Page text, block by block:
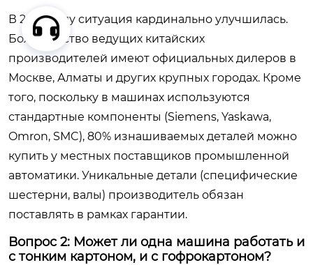
В 2026 году ситуация кардинально улучшилась.
Большинство ведущих китайских
производителей имеют официальных дилеров в
Москве, Алматы и других крупных городах. Кроме
того, поскольку в машинах используются
стандартные компоненты (Siemens, Yaskawa,
Omron, SMC), 80% изнашиваемых деталей можно
купить у местных поставщиков промышленной
автоматики. Уникальные детали (специфические
шестерни, валы) производитель обязан
поставлять в рамках гарантии.
Вопрос 2: Может ли одна машина работать и
с тонким картоном, и с гофрокартоном?